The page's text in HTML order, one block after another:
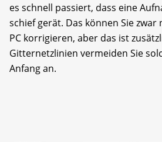
es schnell passiert, dass eine
schief gerät. Das können Sie
PC korrigieren, aber das ist
Gitternetzlinien vermeiden Sie
Anfang an.